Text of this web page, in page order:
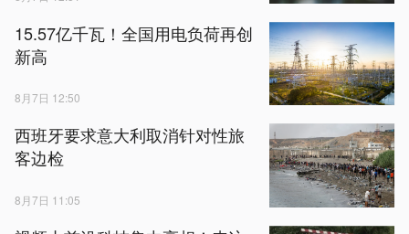
15.57亿千瓦！全国用电负荷再创
新高
8月7日 12:50
西班牙要求意大利取消针对性旅
客边检
8月7日 11:05